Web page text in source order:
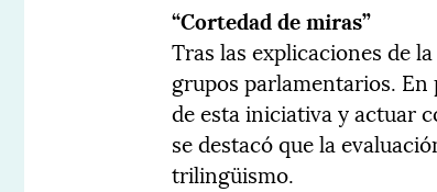
“Cortedad de miras”
Tras las explicaciones de
grupos parlamentarios. En
de esta iniciativa y actuar
se destacó que la
trilingüismo.